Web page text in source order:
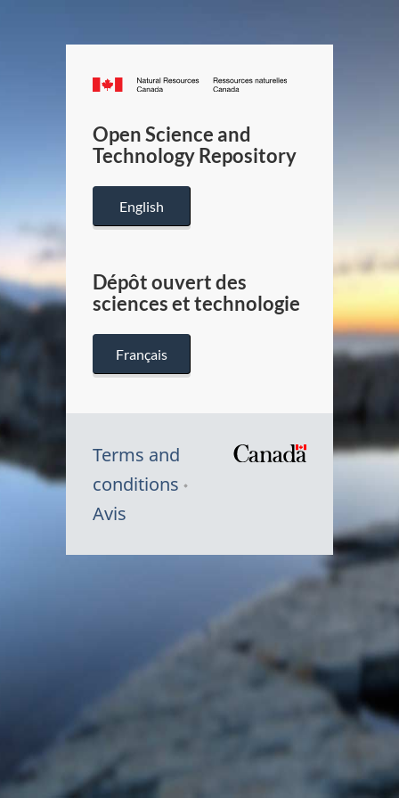
Canada.ca
/
Canada
Open Science and
Technology Repository
English
Dépôt ouvert des
sciences et technologie
Français
Terms and
conditions
Avis
du